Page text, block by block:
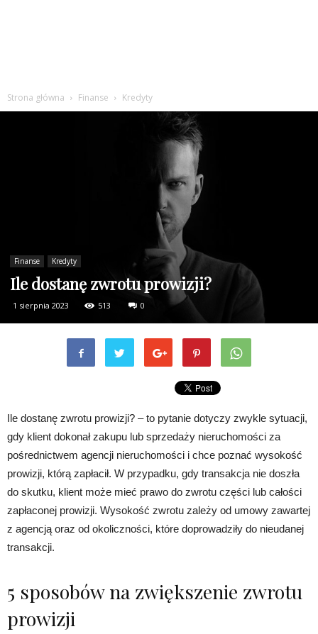
Strona główna Finanse Kredyty
Finanse Kredyty
Ile dostanę zwrotu prowizji?
1 sierpnia 2023 513 0
Ile dostanę zwrotu prowizji? – to pytanie dotyczy zwykle sytuacji,
gdy klient dokonał zakupu lub sprzedaży nieruchomości za
pośrednictwem agencji nieruchomości i chce poznać wysokość
prowizji, którą zapłacił. W przypadku, gdy transakcja nie doszła
do skutku, klient może mieć prawo do zwrotu części lub całości
zapłaconej prowizji. Wysokość zwrotu zależy od umowy zawartej
z agencją oraz od okoliczności, które doprowadziły do nieudanej
transakcji.
5 sposobów na zwiększenie zwrotu
prowizji